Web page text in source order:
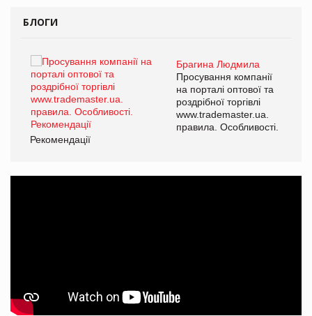
БЛОГИ
Брагина Людмила
Просування компанії
на порталі оптової та
роздрібної торгівлі
www.trademaster.ua.
правила. Особливості.
Рекомендації